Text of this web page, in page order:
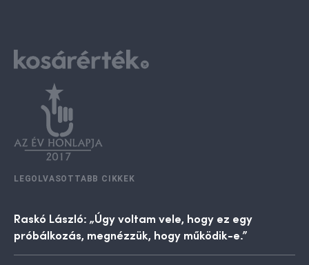
LEGOLVASOTTABB CIKKEK
Raskó László: „Úgy voltam vele, hogy ez egy
próbálkozás, megnézzük, hogy működik-e.”